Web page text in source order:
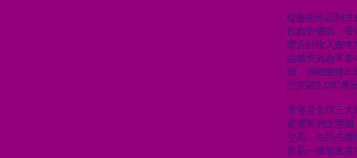
從藝術作品到文
也創造價值。香
度合計收入按
品銷售成為重要
例，博物館推
已突破3,000萬
香港是全球三大
更豐富的生態
交易，包括在機
貿易一條龍連